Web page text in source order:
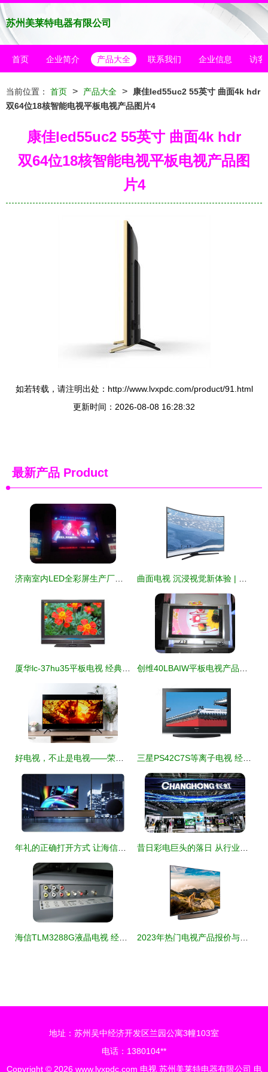
苏州美莱特电器有限公司
首页 企业简介 产品大全 联系我们 企业信息 访客
当前位置： 首页 > 产品大全 >
康佳led55uc2 55英寸 曲面4k hdr
双64位18核智能电视平板电视产品图片4
康佳led55uc2 55英寸 曲面4k hdr
双64位18核智能电视平板电视产品图
片4
如若转载，请注明出处：http://www.lvxpdc.com/product/91.html
更新时间：2026-08-08 16:28:32
最新产品 Product
地址：苏州吴中经济开发区兰园公寓3幢103室
电话：1380104**
Copyright © 2026 www.lvxpdc.com 电视 苏州美莱特电器有限公司 电